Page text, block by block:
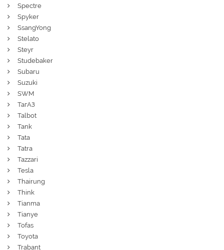
Spectre
Spyker
SsangYong
Stelato
Steyr
Studebaker
Subaru
Suzuki
SWM
ТагАЗ
Talbot
Tank
Tata
Tatra
Tazzari
Tesla
Thairung
Think
Tianma
Tianye
Tofas
Toyota
Trabant